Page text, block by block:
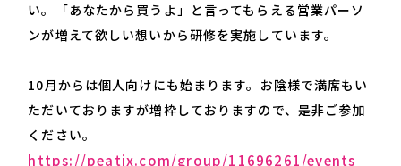
い。「あなたから買うよ」と言ってもらえる営業パーソ
ンが増えて欲しい想いから研修を実施しています。
10月からは個人向けにも始まります。お陰様で満席もい
ただいておりますが増枠しておりますので、是非ご参加
ください。
https://peatix.com/group/11696261/events